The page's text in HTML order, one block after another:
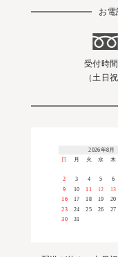
お
受付時
（土日
2026年8月
日
月 火 水 木
2 3 4 5 6
9
10 11 12 13
16
17 18 19 20
23 24 25 26 27
30
31